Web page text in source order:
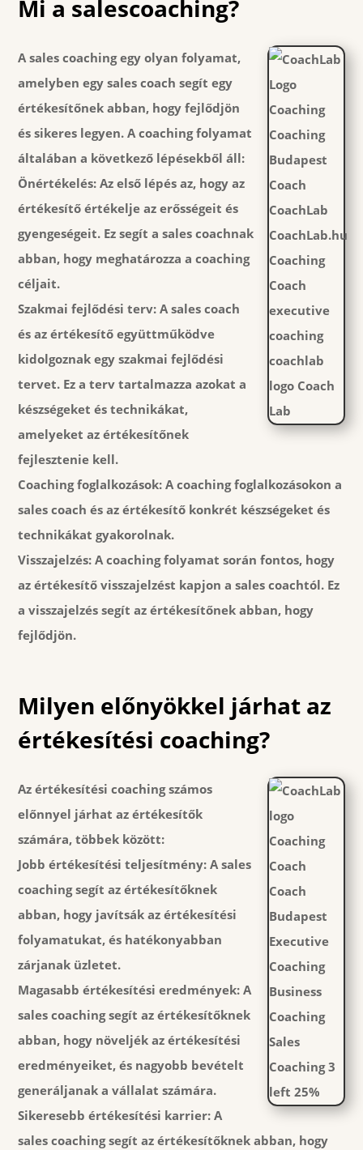
Mi a salescoaching?
A sales coaching egy olyan folyamat,
amelyben egy sales coach segít egy
értékesítőnek abban, hogy fejlődjön
és sikeres legyen. A coaching folyamat
általában a következő lépésekből áll:
Önértékelés: Az első lépés az, hogy az
értékesítő értékelje az erősségeit és
gyengeségeit. Ez segít a sales coachnak
abban, hogy meghatározza a coaching
céljait.
Szakmai fejlődési terv: A sales coach
és az értékesítő együttműködve
kidolgoznak egy szakmai fejlődési
tervet. Ez a terv tartalmazza azokat a
készségeket és technikákat,
amelyeket az értékesítőnek
fejlesztenie kell.
Coaching foglalkozások: A coaching foglalkozásokon a
sales coach és az értékesítő konkrét készségeket és
technikákat gyakorolnak.
Visszajelzés: A coaching folyamat során fontos, hogy
az értékesítő visszajelzést kapjon a sales coachtól. Ez
a visszajelzés segít az értékesítőnek abban, hogy
fejlődjön.
Milyen előnyökkel járhat az
értékesítési coaching?
Az értékesítési coaching számos
előnnyel járhat az értékesítők
számára, többek között:
Jobb értékesítési teljesítmény: A sales
coaching segít az értékesítőknek
abban, hogy javítsák az értékesítési
folyamatukat, és hatékonyabban
zárjanak üzletet.
Magasabb értékesítési eredmények: A
sales coaching segít az értékesítőknek
abban, hogy növeljék az értékesítési
eredményeiket, és nagyobb bevételt
generáljanak a vállalat számára.
Sikeresebb értékesítési karrier: A
sales coaching segít az értékesítőknek abban, hogy